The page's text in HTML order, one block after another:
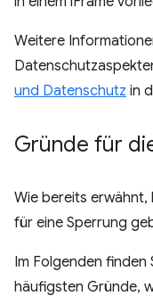
Weitere
und Datenschutz in
Gründe für
Wie bereits erwähnt,
für eine Sperrung
Im Folgenden finden
häufigsten Gründe,